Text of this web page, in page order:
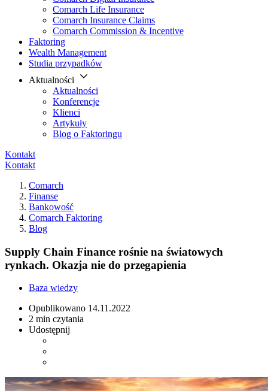
Comarch Life Insurance
Comarch Insurance Claims
Comarch Commission & Incentive
Faktoring
Wealth Management
Studia przypadków
Aktualności
Aktualności
Konferencje
Klienci
Artykuły
Blog o Faktoringu
Kontakt
Kontakt
Comarch
Finanse
Bankowość
Comarch Faktoring
Blog
Supply Chain Finance rośnie na światowych
rynkach. Okazja nie do przegapienia
Baza wiedzy
Opublikowano 14.11.2022
2 min czytania
Udostępnij